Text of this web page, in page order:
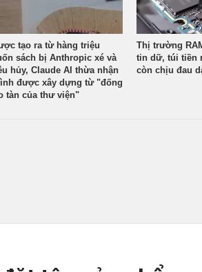
tạo ra từ hàng triệu
sách bị Anthropic xé và
hủy, Claude AI thừa nhận
được xây dựng từ "đống
tàn của thư viện"
Thị trường
tin dữ, túi tiền
còn chịu đau